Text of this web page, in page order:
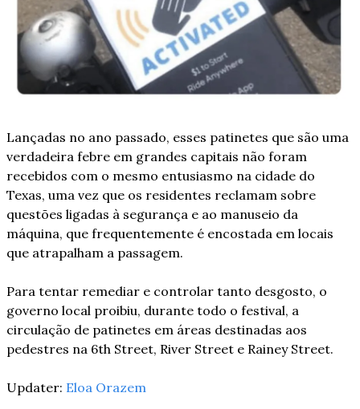
Lançadas no ano passado, esses patinetes que são uma
verdadeira febre em grandes capitais não foram
recebidos com o mesmo entusiasmo na cidade do
Texas, uma vez que os residentes reclamam sobre
questões ligadas à segurança e ao manuseio da
máquina, que frequentemente é encostada em locais
que atrapalham a passagem.
Para tentar remediar e controlar tanto desgosto, o
governo local proibiu, durante todo o festival, a
circulação de patinetes em áreas destinadas aos
pedestres na 6th Street, River Street e Rainey Street.
Updater: Eloa Orazem